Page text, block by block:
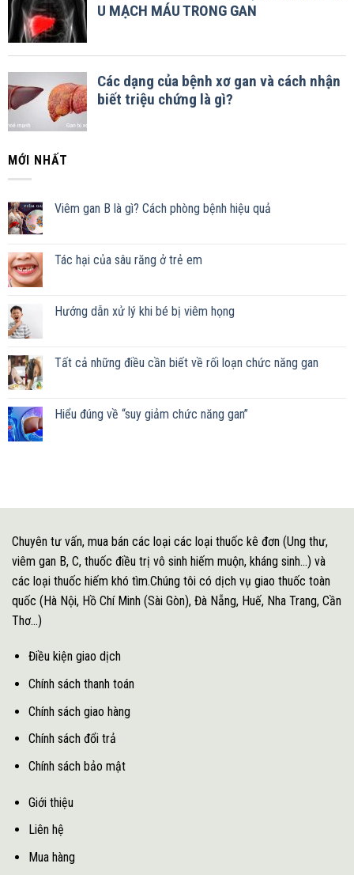
MỚI NHẤT
Viêm gan B là gì? Cách phòng bệnh hiệu quả
Tác hại của sâu răng ở trẻ em
Hướng dẫn xử lý khi bé bị viêm họng
Tất cả những điều cần biết về rối loạn chức năng gan
Hiểu đúng về “suy giảm chức năng gan”
Chuyên tư vấn, mua bán các loại các loại thuốc kê đơn (Ung thư,
viêm gan B, C, thuốc điều trị vô sinh hiếm muộn, kháng sinh...) và
các loại thuốc hiếm khó tìm.Chúng tôi có dịch vụ giao thuốc toàn
quốc (Hà Nội, Hồ Chí Minh (Sài Gòn), Đà Nẵng, Huế, Nha Trang, Cần
Thơ...)
Điều kiện giao dịch
Chính sách thanh toán
Chính sách giao hàng
Chính sách đổi trả
Chính sách bảo mật
Giới thiệu
Liên hệ
Mua hàng